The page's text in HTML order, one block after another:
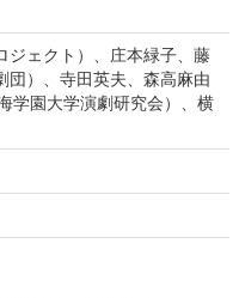
ジェクト）、庄本緑子、藤
団）、寺田英夫、森高麻由
学園大学演劇研究会）、横